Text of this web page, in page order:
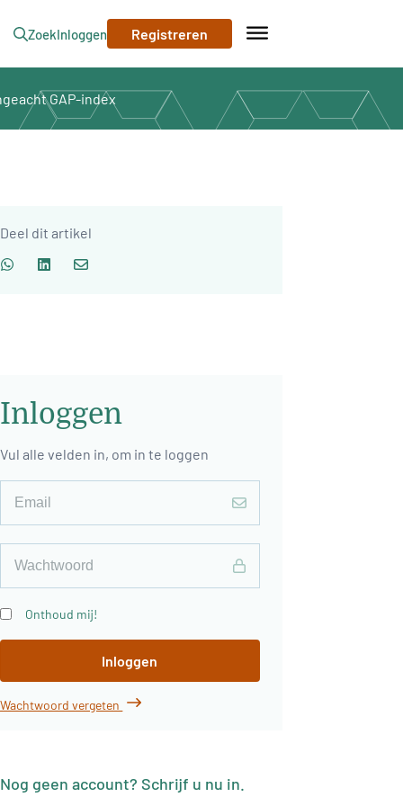
ZoekInloggen Registreren
GAP-index
Deel dit artikel
Inloggen
Vul alle velden in, om in te loggen
Onthoud mij!
Inloggen
Wachtwoord vergeten
Nog geen account? Schrijf u nu in.